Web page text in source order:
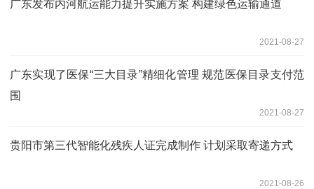
广东发布内河航运能力提升实施方案 构建绿色运输通道
2021-08-27
广东实现了医保“三大目录”精细化管理 规范医保目录支付范
围
2021-08-27
贵阳市第三代智能化残疾人证完成制作 计划采取寄递方式
2021-08-26